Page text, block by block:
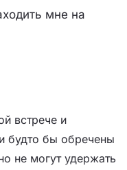
мне на
встрече и
будто бы обречены
не могут удержать